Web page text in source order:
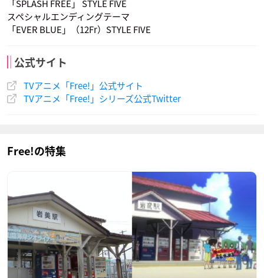
「SPLASH FREE」 STYLE FIVE
スペシャルエンディングテーマ
「EVER BLUE」（12Fr）STYLE FIVE
公式サイト
TVアニメ「Free!」公式サイト
TVアニメ「Free!」シリーズ公式Twitter
Free!の特集